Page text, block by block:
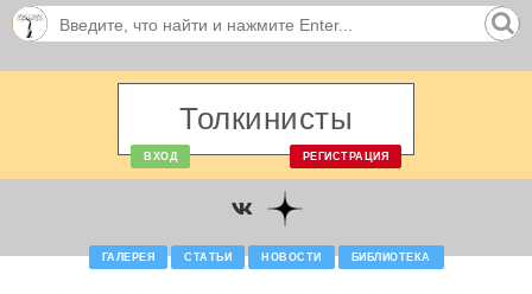
Толкинисты
ВХОД РЕГИСТРАЦИЯ
ГАЛЕРЕЯ СТАТЬИ НОВОСТИ БИБЛИОТЕКА